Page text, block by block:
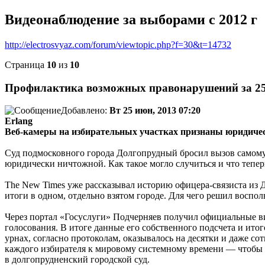
Видеонаблюдение за выборами c 2012 г
http://electrosvyaz.com/forum/viewtopic.php?f=30&t=14732
Страница 10 из 10
Профилактика возможных правонарушений за
Добавлено: Вт 25 июн, 2013 07:20
Erlang
Веб-камеры на избирательных участках признаны
Суд подмосковного города Долгопрудный бросил вызов
юридически ничтожной. Как такое могло случиться и что
The New Times уже рассказывал историю офицера-связиста
итоги в одном, отдельно взятом городе. Для чего решил
Через портал «Госуслуги» Подчерняев получил официальные
голосования. В итоге данные его собственного подсчета и
урнах, согласно протоколам, оказывалось на десятки и даже
каждого избирателя к мировому системному времени — чтобы
в долгопрудненский городской суд.